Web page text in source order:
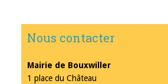
Nous contacter
Mairie de Bouxwiller
1 place du Château